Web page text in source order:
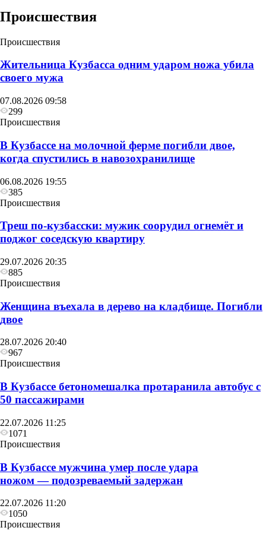
Происшествия
Происшествия
Жительница Кузбасса одним ударом ножа убила
своего мужа
07.08.2026 09:58
299
Происшествия
В Кузбассе на молочной ферме погибли двое,
когда спустились в навозохранилище
06.08.2026 19:55
385
Происшествия
Треш по-кузбасски: мужик соорудил огнемёт и
поджог соседскую квартиру
29.07.2026 20:35
885
Происшествия
Женщина въехала в дерево на кладбище. Погибли
двое
28.07.2026 20:40
967
Происшествия
В Кузбассе бетономешалка протаранила автобус с
50 пассажирами
22.07.2026 11:25
1071
Происшествия
В Кузбассе мужчина умер после удара
ножом — подозреваемый задержан
22.07.2026 11:20
1050
Происшествия